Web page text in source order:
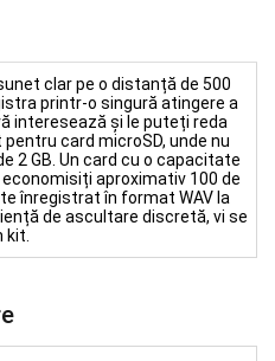
clar pe o distanță de 500
printr-o singură atingere a
interesează și le puteți reda
card microSD, unde nu
2 GB. Un card cu o capacitate
aproximativ 100 de
înregistrat în format WAV la
de ascultare discretă, vi se
kit.